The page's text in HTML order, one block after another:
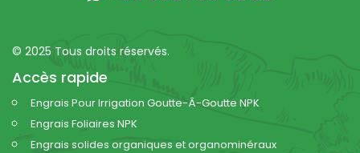
© 2025 Tous droits réservés.
Accès rapide
Engrais Pour Irrigation Goutte-Â-Goutte NPK
Engrais Foliaires NPK
Engrais solides organiques et organominéraux